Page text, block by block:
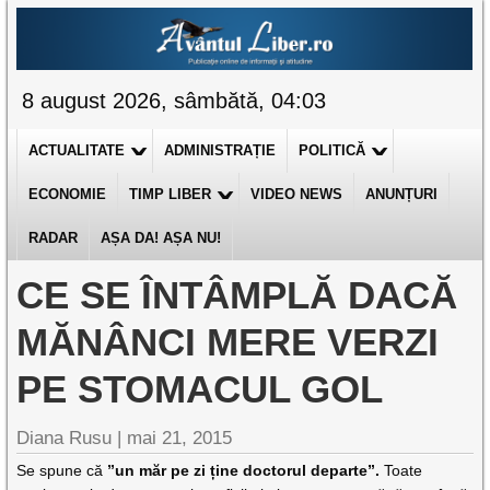
8 august 2026, sâmbătă, 04:03
ACTUALITATE ADMINISTRAȚIE POLITICĂ
ECONOMIE TIMP LIBER VIDEO NEWS ANUNȚURI
RADAR AȘA DA! AȘA NU!
CE SE ÎNTÂMPLĂ DACĂ
MĂNÂNCI MERE VERZI
PE STOMACUL GOL
Diana Rusu | mai 21, 2015
Se spune că ”un măr pe zi ține doctorul departe”. Toate